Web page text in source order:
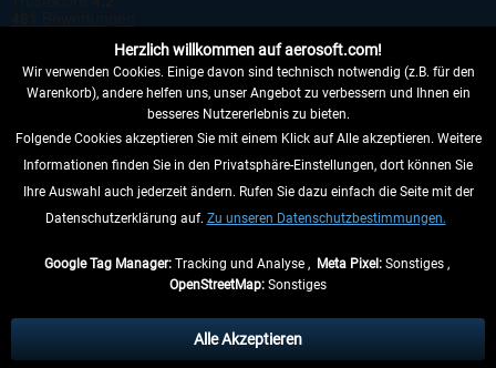
VERTRAG WIDERRUFEN
INFORMATIONEN
anders beschrieben.
** Gilt für Lieferungen innerhalb Deutschlands, Lieferzeiten für andere Länder
Herzlich willkommen auf aerosoft.com!
Wir verwenden Cookies. Einige davon sind technisch notwendig (z.B. für den
Warenkorb), andere helfen uns, unser Angebot zu verbessern und Ihnen ein
besseres Nutzererlebnis zu bieten.
Folgende Cookies akzeptieren Sie mit einem Klick auf Alle akzeptieren. Weitere
Informationen finden Sie in den Privatsphäre-Einstellungen, dort können Sie
Ihre Auswahl auch jederzeit ändern. Rufen Sie dazu einfach die Seite mit der
Datenschutzerklärung auf. Zu unseren Datenschutzbestimmungen.
Google Tag Manager:Tracking und Analyse , Meta Pixel:Sonstiges ,
OpenStreetMap: Sonstiges
Alle Akzeptieren